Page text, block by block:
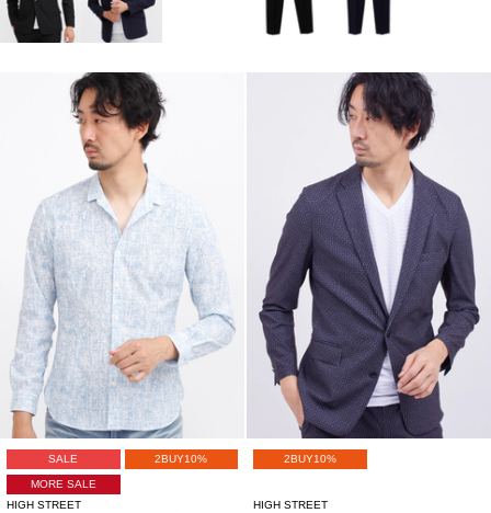
SALE 2BUY10%
MORE SALE
HIGH STREET
2BUY10%
HIGH STREET